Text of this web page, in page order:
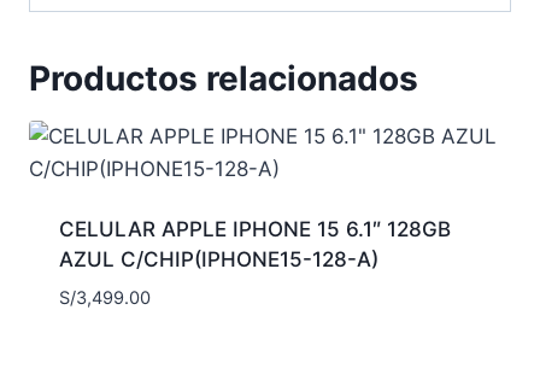
Productos relacionados
CELULAR APPLE IPHONE 15 6.1″ 128GB
AZUL C/CHIP(IPHONE15-128-A)
S/3,499.00